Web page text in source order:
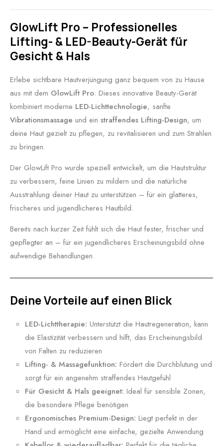
GlowLift Pro – Professionelles
Lifting- & LED-Beauty-Gerät für
Gesicht & Hals
Erlebe sichtbare Hautverjüngung ganz bequem von zu Hause
aus mit dem GlowLift Pro. Dieses innovative Beauty-Gerät
kombiniert moderne LED-Lichttechnologie, sanfte
Vibrationsmassage und ein straffendes Lifting-Design, um
deine Haut gezielt zu pflegen, zu revitalisieren und zum Strahlen
zu bringen.
Der GlowLift Pro wurde speziell entwickelt, um die Hautstruktur
zu verbessern, feine Linien zu mildern und die natürliche
Ausstrahlung deiner Haut zu unterstützen – für ein glatteres,
frischeres und jugendlicheres Hautbild.
Bereits nach kurzer Zeit fühlt sich die Haut fester, frischer und
gepflegter an – für ein jugendlicheres Erscheinungsbild ohne
aufwendige Behandlungen.
Deine Vorteile auf einen Blick
LED-Lichttherapie: Unterstützt die Hautregeneration, kann
die Elastizität verbessern und hilft, das Erscheinungsbild
von Falten zu reduzieren
Lifting- & Massagefunktion: Fördert die Durchblutung und
sorgt für ein angenehm straffendes Hautgefühl
Für Gesicht & Hals geeignet: Ideal für sensible Zonen,
die besondere Pflege benötigen
Ergonomisches Premium-Design: Liegt perfekt in der
Hand und ermöglicht eine einfache, gezielte Anwendung